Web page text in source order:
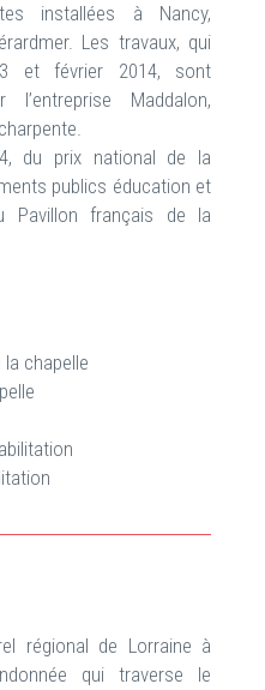
installées à Nancy,
Les travaux, qui
et février 2014, sont
Maddalon,
du prix national de la
publics éducation et
français de la
chapelle
régional de Lorraine à
qui traverse le